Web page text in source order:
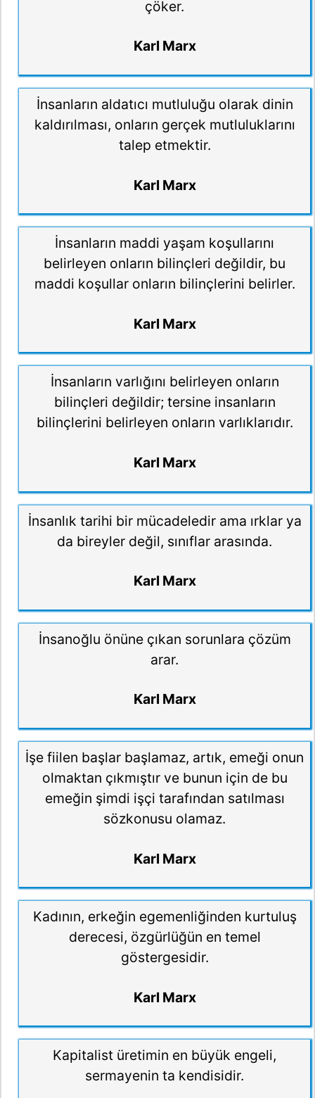
çöker.
Karl Marx
İnsanların aldatıcı mutluluğu olarak dinin
kaldırılması, onların gerçek mutluluklarını
talep etmektir.
Karl Marx
İnsanların maddi yaşam koşullarını
belirleyen onların bilinçleri değildir, bu
maddi koşullar onların bilinçlerini belirler.
Karl Marx
İnsanların varlığını belirleyen onların
bilinçleri değildir; tersine insanların
bilinçlerini belirleyen onların varlıklarıdır.
Karl Marx
İnsanlık tarihi bir mücadeledir ama ırklar ya
da bireyler değil, sınıflar arasında.
Karl Marx
İnsanoğlu önüne çıkan sorunlara çözüm
arar.
Karl Marx
İşe fiilen başlar başlamaz, artık, emeği onun
olmaktan çıkmıştır ve bunun için de bu
emeğin şimdi işçi tarafından satılması
sözkonusu olamaz.
Karl Marx
Kadının, erkeğin egemenliğinden kurtuluş
derecesi, özgürlüğün en temel
göstergesidir.
Karl Marx
Kapitalist üretimin en büyük engeli,
sermayenin ta kendisidir.